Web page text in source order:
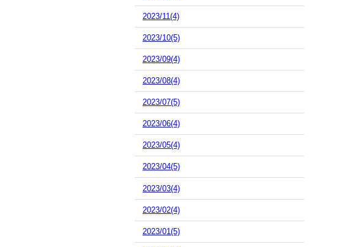
2023/11(4)
2023/10(5)
2023/09(4)
2023/08(4)
2023/07(5)
2023/06(4)
2023/05(4)
2023/04(5)
2023/03(4)
2023/02(4)
2023/01(5)